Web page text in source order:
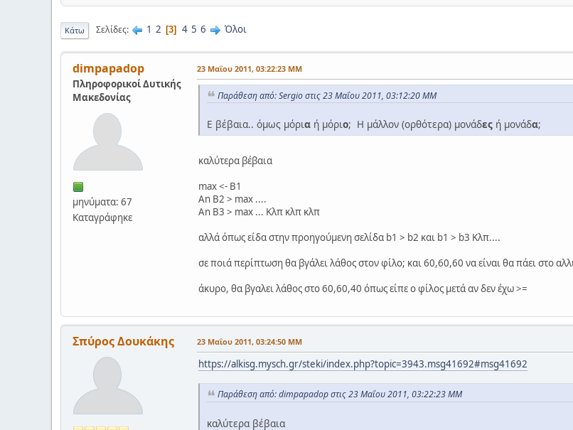
Κάτω Σελίδες 1 2 3 4 5 6 Όλοι
dimpapadop
Πληροφορικοί Δυτικής
Μακεδονίας
μηνύματα: 67
Καταγράφηκε
23 Μαΐου 2011, 03:22:23 ΜΜ
Παράθεση από: Sergio στις 23 Μαΐου 2011, 03:12:20 ΜΜ
Ε βέβαια.. όμως μόρια ή μόριο; Η μάλλον (ορθότερα) μονάδες ή μονάδα;
καλύτερα βέβαια
max <- B1
An B2 > max ....
An B3 > max ... Κλπ κλπ κλπ
αλλά όπως είδα στην προηγούμενη σελίδα b1 > b2 και b1 > b3 Κλπ....
σε ποιά περίπτωση θα βγάλει λάθος στον φίλο; και 60,60,60 να είναι θα πάει στο
άκυρο, θα βγαλει λάθος στο 60,60,40 όπως είπε ο φίλος μετά αν δεν έχω >=
Σπύρος Δουκάκης 23 Μαΐου 2011, 03:24:50 ΜΜ
https://alkisg.mysch.gr/steki/index.php?topic=3943.msg41692#msg41692
Παράθεση από: dimpapadop στις 23 Μαΐου 2011, 03:22:23 ΜΜ
καλύτερα βέβαια